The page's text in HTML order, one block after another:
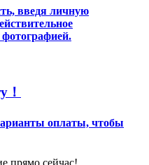
введя личную
фотографией.
！
оплаты, чтобы
прямо сейчас!